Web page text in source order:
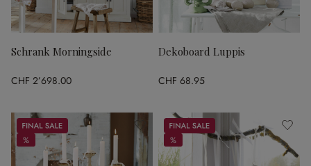
Schrank Morningside
CHF 2’698.00
Dekoboard Luppis
CHF 68.95
Sale
%
%
Sale
%
%